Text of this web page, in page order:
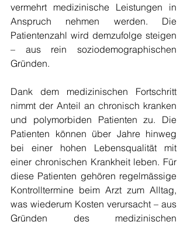
vermehrt medizinische Leistungen in
Anspruch nehmen werden. Die
Patientenzahl wird demzufolge steigen
– aus rein soziodemographischen
Gründen.
Dank dem medizinischen Fortschritt
nimmt der Anteil an chronisch kranken
und polymorbiden Patienten zu. Die
Patienten können über Jahre hinweg
bei einer hohen Lebensqualität mit
einer chronischen Krankheit leben. Für
diese Patienten gehören regelmässige
Kontrolltermine beim Arzt zum Alltag,
was wiederum Kosten verursacht – aus
Gründen des medizinischen